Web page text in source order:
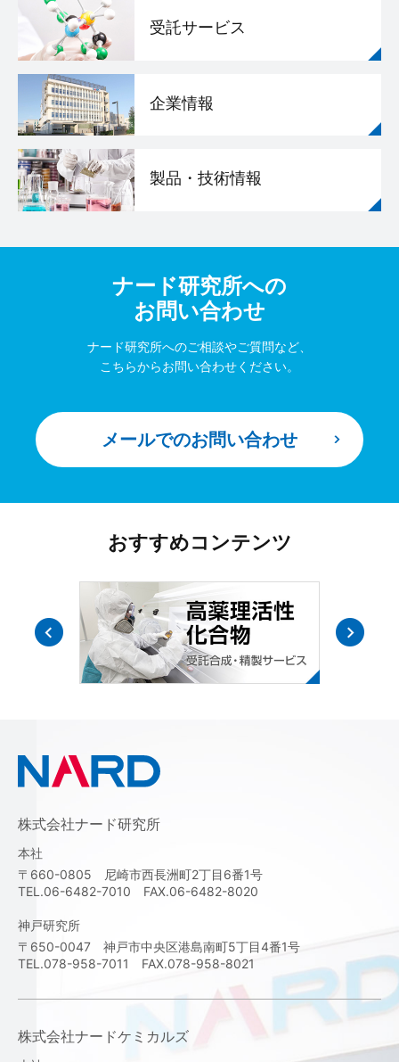
受託サービス
企業情報
製品・技術情報
ナード研究所への
お問い合わせ
ナード研究所へのご相談やご質問など、
こちらからお問い合わせください。
メールでのお問い合わせ
おすすめコンテンツ
株式会社ナード研究所
本社
〒660-0805 尼崎市西長洲町2丁目6番1号
TEL.06-6482-7010 FAX.06-6482-8020
神戸研究所
〒650-0047 神戸市中央区港島南町5丁目4番1号
TEL.078-958-7011 FAX.078-958-8021
株式会社ナードケミカルズ